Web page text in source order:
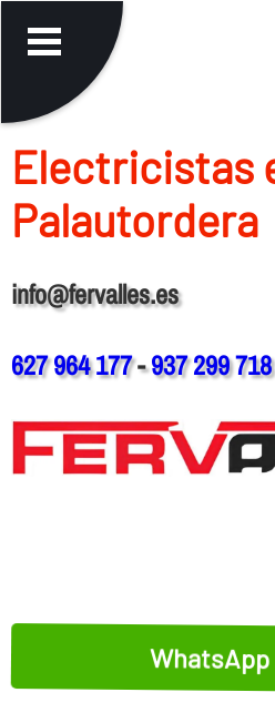
Electricistas
Palautordera
info@fervalles.es
627 964 177-937 299 718
WhatsApp